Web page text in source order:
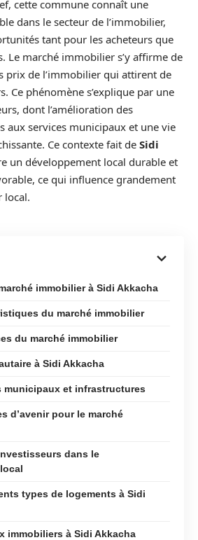
cette commune connaît une
dans le secteur de l’immobilier,
tant pour les acheteurs que
Le marché immobilier s’y affirme de
prix de l’immobilier qui attirent de
Ce phénomène s’explique par une
dont l’amélioration des
aux services municipaux et une vie
Ce contexte fait de Sidi
un développement local durable et
ce qui influence grandement
local.
immobilier à Sidi Akkacha
du marché immobilier
du marché immobilier
à Sidi Akkacha
municipaux et infrastructures
d’avenir pour le marché
dans le
types de logements à Sidi
immobiliers à Sidi Akkacha